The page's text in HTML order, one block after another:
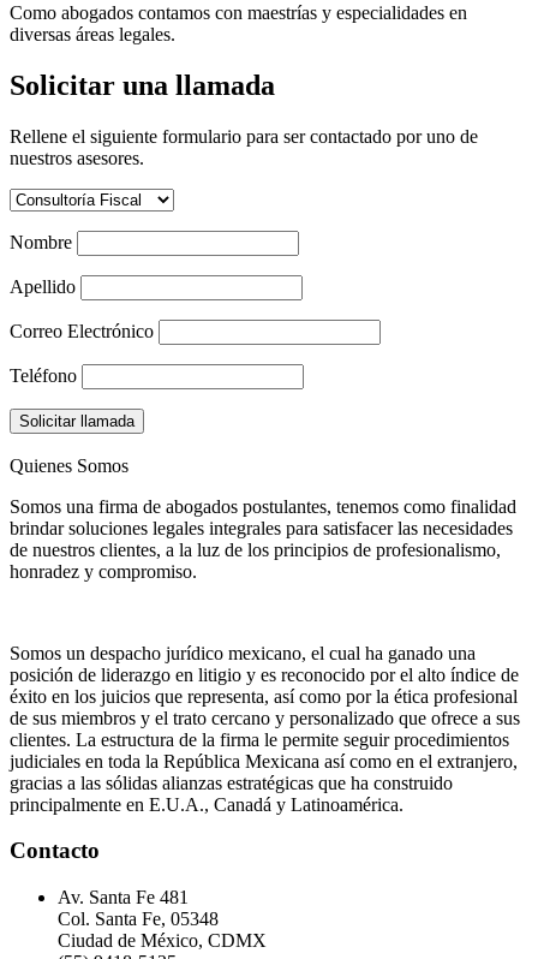
Como abogados contamos con maestrías y especialidades en
diversas áreas legales.
Solicitar una llamada
Rellene el siguiente formulario para ser contactado por uno de
nuestros asesores.
Nombre
Apellido
Correo Electrónico
Teléfono
Solicitar llamada
Quienes Somos
Somos una firma de abogados postulantes, tenemos como finalidad
brindar soluciones legales integrales para satisfacer las necesidades
de nuestros clientes, a la luz de los principios de profesionalismo,
honradez y compromiso.
Somos un despacho jurídico mexicano, el cual ha ganado una
posición de liderazgo en litigio y es reconocido por el alto índice de
éxito en los juicios que representa, así como por la ética profesional
de sus miembros y el trato cercano y personalizado que ofrece a sus
clientes. La estructura de la firma le permite seguir procedimientos
judiciales en toda la República Mexicana así como en el extranjero,
gracias a las sólidas alianzas estratégicas que ha construido
principalmente en E.U.A., Canadá y Latinoamérica.
Contacto
Av. Santa Fe 481
Col. Santa Fe, 05348
Ciudad de México, CDMX